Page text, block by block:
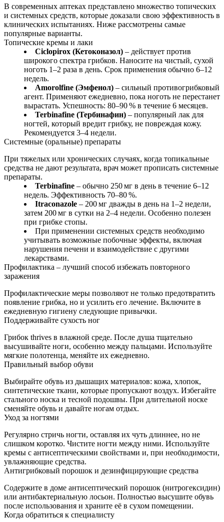
В современных аптеках представлено множество топических
и системных средств, которые доказали свою эффективность в
клинических испытаниях. Ниже рассмотрены самые
популярные варианты.
Топические кремы и лаки
Ciclopirox (Кетоконазол) – действует против
широкого спектра грибков. Наносите на чистый, сухой
ноготь 1–2 раза в день. Срок применения обычно 6–12
недель.
Amorolfine (Эмфенол) – сильный противогрибковый
агент. Применяют ежедневно, пока ноготь не перестанет
вырастать. Успешность: 80–90 % в течение 6 месяцев.
Terbinafine (Тербинафин) – популярный лак для
ногтей, который вредит грибку, не повреждая кожу.
Рекомендуется 3–4 недели.
Системные (оральные) препараты
При тяжелых или хронических случаях, когда топикальные
средства не дают результата, врач может прописать системные
препараты.
Terbinafine – обычно 250 мг в день в течение 6–12
недель. Эффективность 70–80 %.
Itraconazole – 200 мг дважды в день на 1–2 недели,
затем 200 мг в сутки на 2–4 недели. Особенно полезен
при грибке стопы.
При применении системных средств необходимо
учитывать возможные побочные эффекты, включая
нарушения печени и взаимодействие с другими
лекарствами.
Профилактика – лучший способ избежать повторного
заражения
Профилактические меры позволяют не только предотвратить
появление грибка, но и усилить его лечение. Включите в
ежедневную гигиену следующие привычки.
Поддерживайте сухость ног
Грибок thrives в влажной среде. После душа тщательно
высушивайте ноги, особенно между пальцами. Используйте
мягкие полотенца, меняйте их ежедневно.
Правильный выбор обуви
Выбирайте обувь из дышащих материалов: кожа, хлопок,
синтетические ткани, которые пропускают воздух. Избегайте
стального носка и тесной подошвы. При длительной носке
сменяйте обувь и давайте ногам отдых.
Уход за ногтями
Регулярно стричь ногти, оставляя их чуть длиннее, но не
слишком коротко. Чистите ногти между ними. Используйте
кремы с антисептическими свойствами и, при необходимости,
увлажняющие средства.
Антигрибковый порошок и дезинфицирующие средства
Содержите в доме антисептический порошок (нитрогексидин)
или антибактериальную лосьон. Полностью высушите обувь
после использования и храните её в сухом помещении.
Когда обратиться к специалисту